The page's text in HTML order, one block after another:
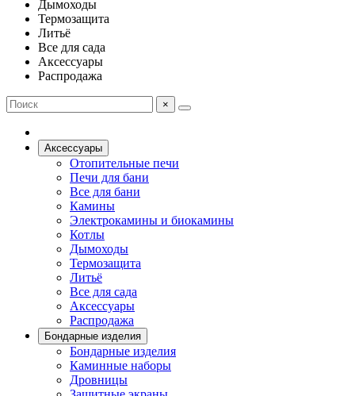
Дымоходы
Термозащита
Литьё
Все для сада
Аксессуары
Распродажа
×
Аксессуары
Отопительные печи
Печи для бани
Все для бани
Камины
Электрокамины и биокамины
Котлы
Дымоходы
Термозащита
Литьё
Все для сада
Аксессуары
Распродажа
Бондарные изделия
Бондарные изделия
Каминные наборы
Дровницы